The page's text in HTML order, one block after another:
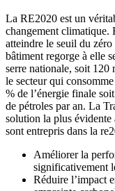
La RE2020 est un
changement climatique.
atteindre le seuil du
bâtiment regorge à elle
serre nationale, soit 120
le secteur qui
% de l’énergie finale
de pétroles par an. La
solution la plus évidente
sont entrepris dans la
Améliorer la
significativement
Réduire l’impact